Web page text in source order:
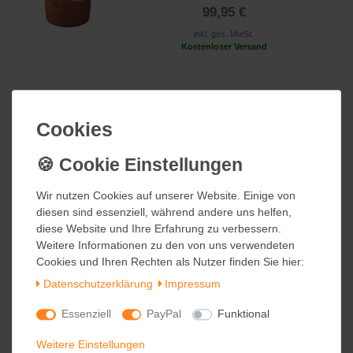
Cookies
Wir nutzen Cookies auf unserer Website. Einige von
diesen sind essenziell, während andere uns helfen,
diese Website und Ihre Erfahrung zu verbessern.
Weitere Informationen zu den von uns verwendeten
Cookies und Ihren Rechten als Nutzer finden Sie hier:
Daten­schutz­erklärung
Impressum
Essenziell PayPal Funktional
Weitere Einstellungen
99,95 €
inkl. ges. MwSt.
Kostenloser Versand
69,90 €
Kostenloser Versand
PHILIPPI Büroklammernhalter BULL &
BEAR
44,90 €
Cookies
Wir nutzen Cookies auf unserer Website. Einige von
diesen sind essenziell, während andere uns helfen,
diese Website und Ihre Erfahrung zu verbessern.
Weitere Informationen zu den von uns verwendeten
Cookies und Ihren Rechten als Nutzer finden Sie hier:
Daten­schutz­erklärung
Impressum
Essenziell PayPal Funktional
Weitere Einstellungen